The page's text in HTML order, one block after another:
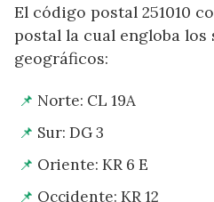
El código postal 251010
postal la cual engloba
geográficos:
Norte: CL 19A
Sur: DG 3
Oriente: KR 6 E
Occidente: KR 12